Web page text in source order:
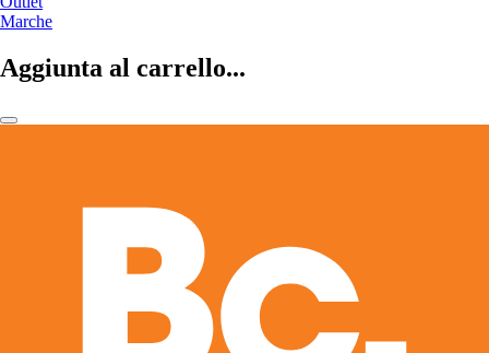
Marche
Aggiunta al carrello...